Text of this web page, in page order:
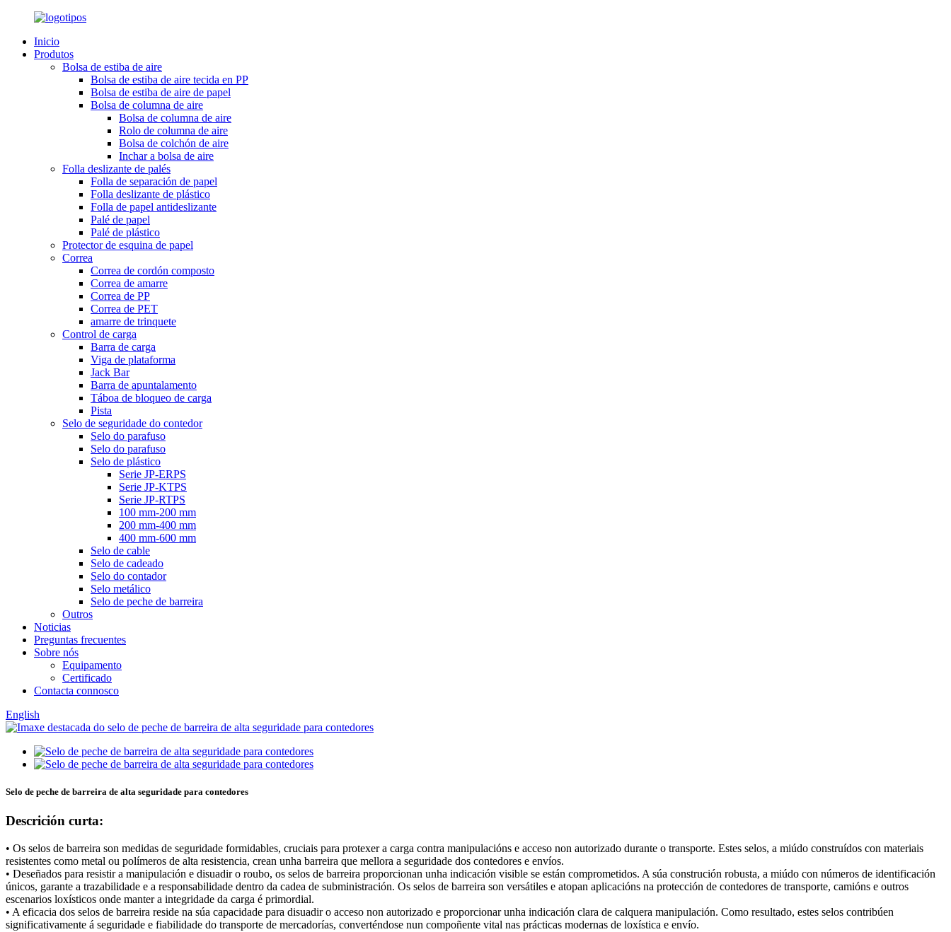
Inicio
Produtos
Bolsa de estiba de aire
Bolsa de estiba de aire tecida en PP
Bolsa de estiba de aire de papel
Bolsa de columna de aire
Bolsa de columna de aire
Rolo de columna de aire
Bolsa de colchón de aire
Inchar a bolsa de aire
Folla deslizante de palés
Folla de separación de papel
Folla deslizante de plástico
Folla de papel antideslizante
Palé de papel
Palé de plástico
Protector de esquina de papel
Correa
Correa de cordón composto
Correa de amarre
Correa de PP
Correa de PET
amarre de trinquete
Control de carga
Barra de carga
Viga de plataforma
Jack Bar
Barra de apuntalamento
Táboa de bloqueo de carga
Pista
Selo de seguridade do contedor
Selo do parafuso
Selo do parafuso
Selo de plástico
Serie JP-ERPS
Serie JP-KTPS
Serie JP-RTPS
100 mm-200 mm
200 mm-400 mm
400 mm-600 mm
Selo de cable
Selo de cadeado
Selo do contador
Selo metálico
Selo de peche de barreira
Outros
Noticias
Preguntas frecuentes
Sobre nós
Equipamento
Certificado
Contacta connosco
English
Selo de peche de barreira de alta seguridade para contedores
Descrición curta:
• Os selos de barreira son medidas de seguridade formidables, cruciais para protexer a carga contra manipulacións e acceso non autorizado durante o transporte. Estes selos, a miúdo construídos con materiais
resistentes como metal ou polímeros de alta resistencia, crean unha barreira que mellora a seguridade dos contedores e envíos.
• Deseñados para resistir a manipulación e disuadir o roubo, os selos de barreira proporcionan unha indicación visible se están comprometidos. A súa construción robusta, a miúdo con números de identificación
únicos, garante a trazabilidade e a responsabilidade dentro da cadea de subministración. Os selos de barreira son versátiles e atopan aplicacións na protección de contedores de transporte, camións e outros
escenarios loxísticos onde manter a integridade da carga é primordial.
• A eficacia dos selos de barreira reside na súa capacidade para disuadir o acceso non autorizado e proporcionar unha indicación clara de calquera manipulación. Como resultado, estes selos contribúen
significativamente á seguridade e fiabilidade do transporte de mercadorías, converténdose nun compoñente vital nas prácticas modernas de loxística e envío.